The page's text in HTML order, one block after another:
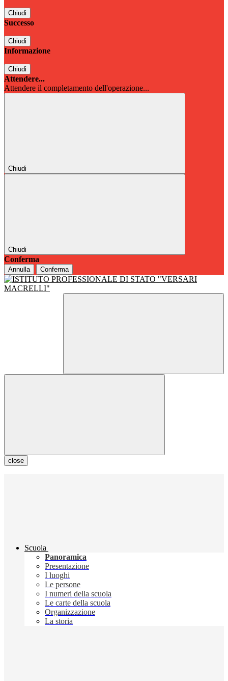
Chiudi
Successo
Chiudi
Informazione
Chiudi
Attendere...
Attendere il completamento dell'operazione...
Chiudi
Chiudi
Conferma
Annulla Conferma
close
Scuola
Panoramica
Presentazione
I luoghi
Le persone
I numeri della scuola
Le carte della scuola
Organizzazione
La storia